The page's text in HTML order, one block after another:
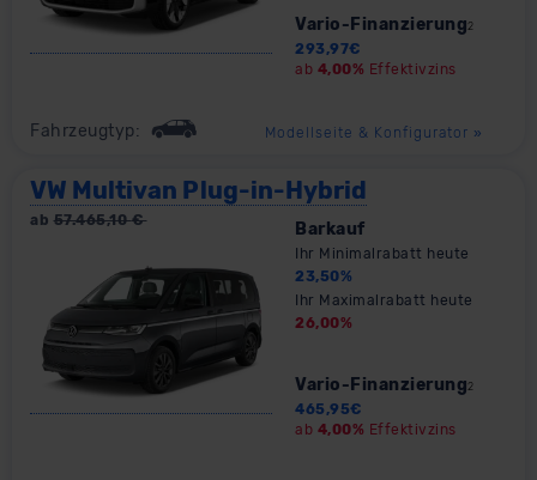
Vario-Finanzierung 2
293,97€
ab 4,00% Effektivzins
Fahrzeugtyp: Modellseite & Konfigurator »
VW Multivan Plug-in-Hybrid
ab 57.465,10€ Barkauf
Ihr Minimalrabatt heute
23,50%
Ihr Maximalrabatt heute
26,00%
Vario-Finanzierung2
465,95€
ab 4,00% Effektivzins